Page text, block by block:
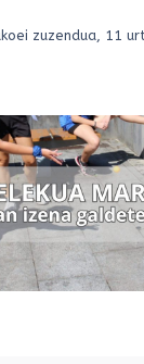
zuzendua, 11